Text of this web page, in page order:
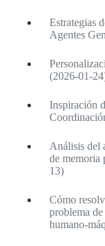
Estrategias
Agentes
(2026-01-
Inspiración
Análisis del
de memoria
13)
Cómo
problema
humano-